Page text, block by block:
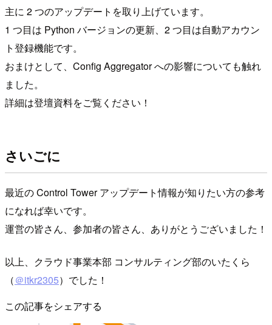
主に 2 つのアップデートを取り上げています。
1 つ目は Python バージョンの更新、2 つ目は自動アカウン
ト登録機能です。
おまけとして、Config Aggregator への影響についても触れ
ました。
詳細は登壇資料をご覧ください！
さいごに
最近の Control Tower アップデート情報が知りたい方の参考
になれば幸いです。
運営の皆さん、参加者の皆さん、ありがとうございました！
以上、クラウド事業本部 コンサルティング部のいたくら
（＠itkr2305）でした！
この記事をシェアする